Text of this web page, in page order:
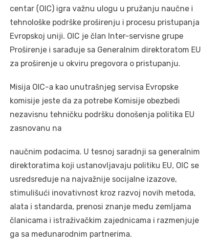
centar (OIC) igra važnu ulogu u pružanju naučne i
tehnološke podrške proširenju i procesu pristupanja
Evropskoj uniji. OIC je član Inter-servisne grupe
Proširenje i sarađuje sa Generalnim direktoratom EU
za proširenje u okviru pregovora o pristupanju.
Misija OIC-a kao unutrašnjeg servisa Evropske
komisije jeste da za potrebe Komisije obezbedi
nezavisnu tehničku podršku donošenja politika EU
zasnovanu na
naučnim podacima. U tesnoj saradnji sa generalnim
direktoratima koji ustanovljavaju politiku EU, OIC se
usredsređuje na najvažnije socijalne izazove,
stimulišući inovativnost kroz razvoj novih metoda,
alata i standarda, prenosi znanje među zemljama
članicama i istraživačkim zajednicama i razmenjuje
ga sa međunarodnim partnerima.